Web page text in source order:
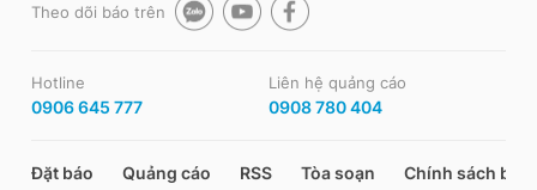
Theo dõi báo trên
Hotline
0906 645 777
Liên hệ quảng cáo
0908 780 404
Đặt báo Quảng cáo RSS Tòa soạn Chính sách bảo